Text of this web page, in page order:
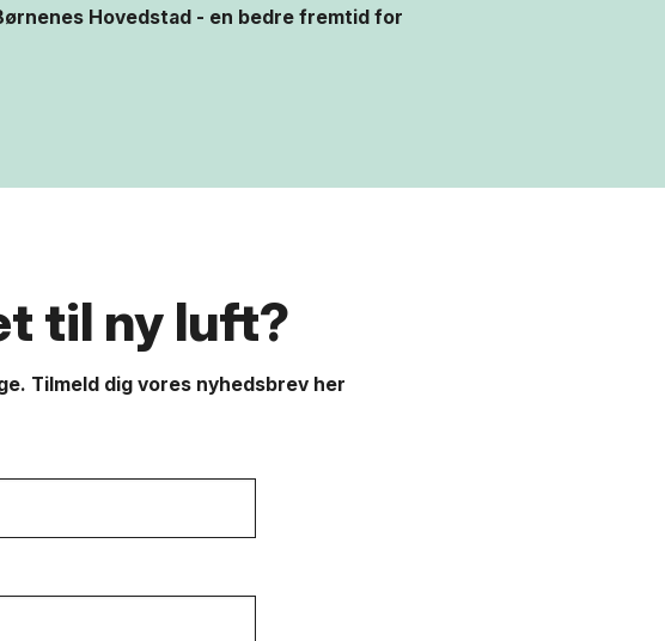
Hovedstad - en bedre fremtid for
til ny luft?
Tilmeld dig vores nyhedsbrev her